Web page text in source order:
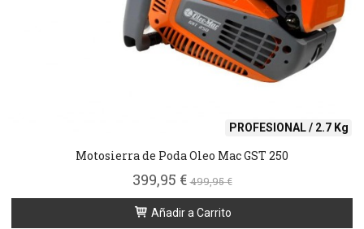
PROFESIONAL / 2.7 Kg
Motosierra de Poda Oleo Mac GST 250
399,95 €499,95 €
Añadir a Carrito